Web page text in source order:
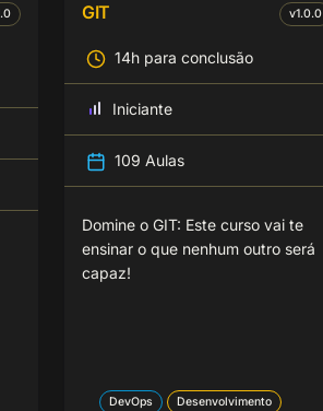
GIT v1.0.0
14h para conclusão
Iniciante
109 Aulas
Domine o GIT: Este curso vai te
ensinar o que nenhum outro será
capaz!
DevOps
Desenvolvimento